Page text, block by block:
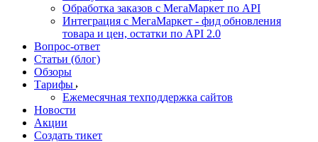
Обработка заказов с МегаМаркет по API
Интеграция с МегаМаркет - фид обновления
товара и цен, остатки по API 2.0
Вопрос-ответ
Статьи (блог)
Обзоры
Тарифы
Ежемесячная техподдержка сайтов
Новости
Акции
Создать тикет